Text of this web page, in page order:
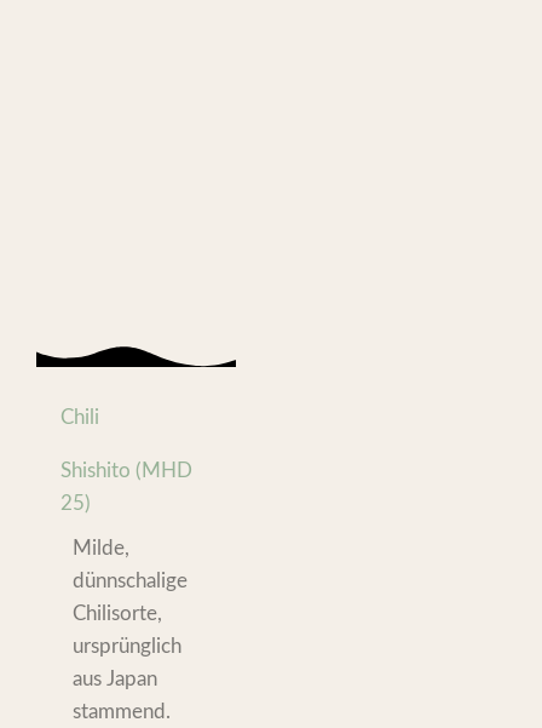
Chili
Shishito (MHD
25)
Milde,
dünnschalige
Chilisorte,
ursprünglich
aus Japan
stammend.